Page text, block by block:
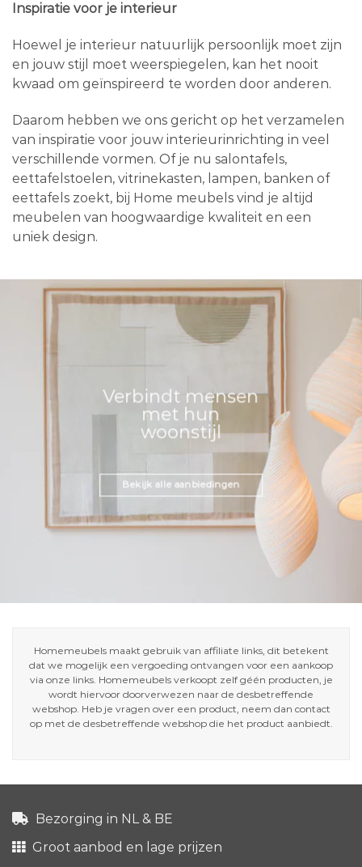
Inspiratie voor je interieur
Hoewel je interieur natuurlijk persoonlijk moet zijn
en jouw stijl moet weerspiegelen, kan het nooit
kwaad om geïnspireerd te worden door anderen.
Daarom hebben we ons gericht op het verzamelen
van inspiratie voor jouw interieurinrichting in veel
verschillende vormen. Of je nu salontafels,
eettafelstoelen, vitrinekasten, lampen, banken of
eettafels zoekt, bij Home meubels vind je altijd
meubelen van hoogwaardige kwaliteit en een
uniek design.
Verbindt mensen
met hun
woonstijl
Bekijk alle aanbiedingen
Homemeubels maakt gebruik van affiliate links, dit betekent
dat we mogelijk een vergoeding ontvangen voor een aankoop
via onze links. Homemeubels verkoopt zelf géén producten, je
wordt hiervoor doorverwezen naar de desbetreffende
webshop. Heb je vragen over een product, neem dan contact
op met de desbetreffende webshop die het product aanbiedt.
Bezorging in NL & BE
Groot aanbod en lage prijzen